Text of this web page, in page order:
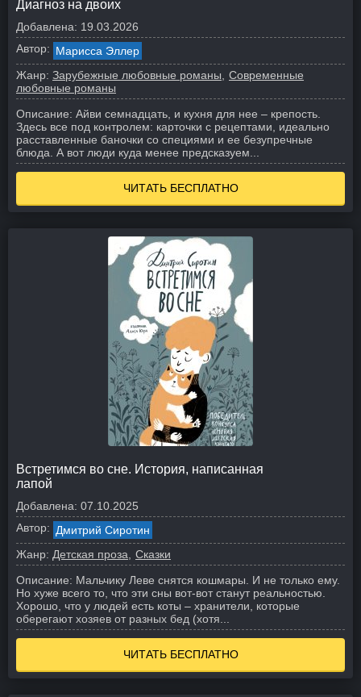
Диагноз на двоих
Добавлена: 19.03.2026
Автор: Марисса Эллер
Жанр: Зарубежные любовные романы
Современные
любовные романы
Описание: Айви семнадцать, и кухня для нее – крепость.
Здесь все под контролем: карточки с рецептами, идеально
расставленные баночки со специями и ее безупречные
блюда. А вот люди куда менее предсказуем...
ЧИТАТЬ БЕСПЛАТНО
Встретимся во сне. История, написанная
лапой
Добавлена: 07.10.2025
Автор: Дмитрий Сиротин
Жанр: Детская проза
Сказки
Описание: Мальчику Леве снятся кошмары. И не только ему.
Но хуже всего то, что эти сны вот-вот станут реальностью.
Хорошо, что у людей есть коты – хранители, которые
оберегают хозяев от разных бед (хотя...
ЧИТАТЬ БЕСПЛАТНО